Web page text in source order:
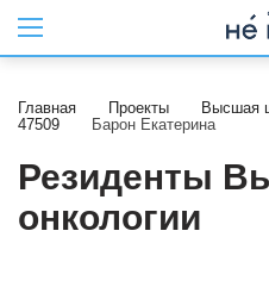
Главная Проекты Высшая
47509
Барон Екатерина
Резиденты
онкологии